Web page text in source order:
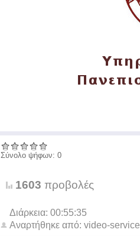
Σύνολο ψήφων: 0
1603 προβολές
Διάρκεια: 00:55:35
Αναρτήθηκε από: video-